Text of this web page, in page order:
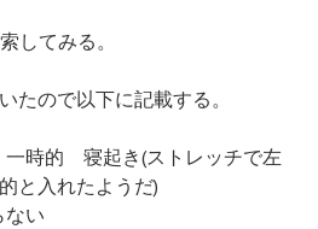
してみる。
たので以下に記載する。
時的 寝起き(ストレッチで左
と入れたようだ)
ない